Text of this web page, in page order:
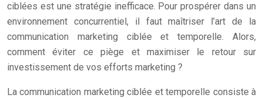
ciblées est une stratégie inefficace. Pour prospérer dans un
environnement concurrentiel, il faut maîtriser l’art de la
communication marketing ciblée et temporelle. Alors,
comment éviter ce piège et maximiser le retour sur
investissement de vos efforts marketing ?
La communication marketing ciblée et temporelle consiste à